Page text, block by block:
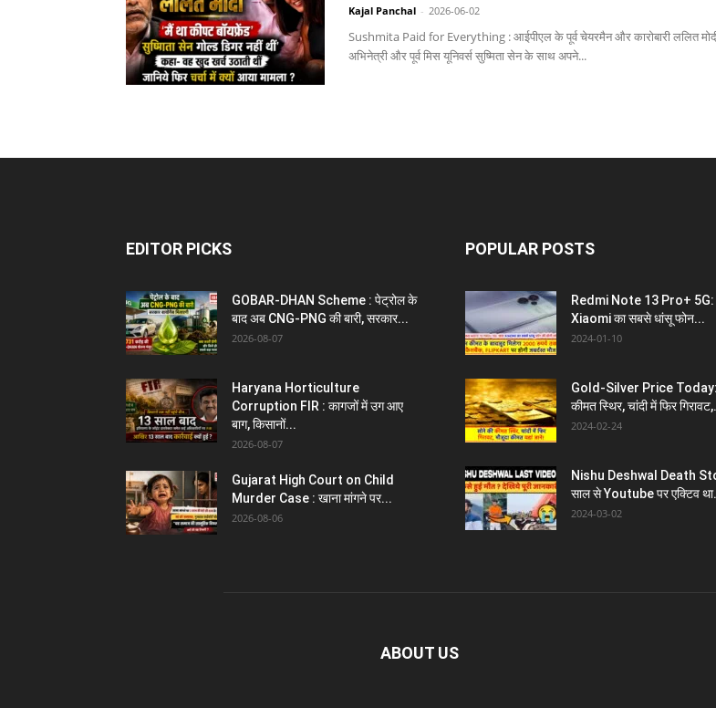
Kajal Panchal - 2026-06-02
Sushmita Paid for Everything : आईपीएल के पूर्व चेयरमैन और कारोबारी ललित
अभिनेत्री और पूर्व मिस यूनिवर्स सुष्मिता सेन के साथ अपने...
EDITOR PICKS
GOBAR-DHAN Scheme : पेट्रोल के
बाद अब CNG-PNG की बारी, सरकार...
2026-08-07
Haryana Horticulture
Corruption FIR : कागजों में उग आए
बाग, किसानों...
2026-08-07
Gujarat High Court on Child
Murder Case : खाना मांगने पर...
2026-08-06
POPULAR POSTS
Redmi Note 13 Pro+
Xiaomi का सबसे धांसू फोन...
2024-01-10
Gold-Silver Price Today:
कीमत स्थिर, चांदी में फिर
2024-02-24
Nishu Deshwal Death
साल से Youtube पर एक्टिव
2024-03-02
ABOUT US